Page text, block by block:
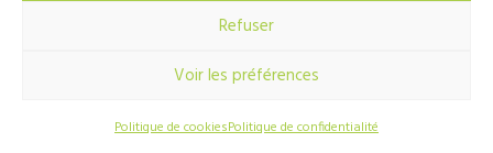
Refuser
Voir les préférences
Politique de cookiesPolitique de confidentialité